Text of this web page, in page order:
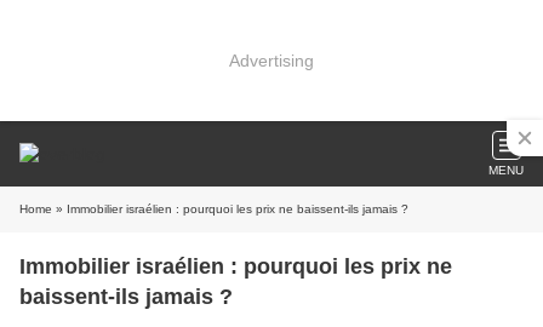
Advertising
MENU
Home » Immobilier israélien : pourquoi les prix ne baissent-ils jamais ?
Immobilier israélien : pourquoi les prix ne
baissent-ils jamais ?